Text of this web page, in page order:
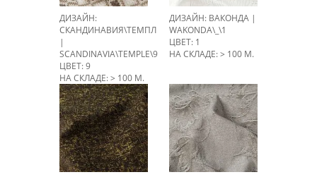
ДИЗАЙН:
СКАНДИНАВИЯ\ТЕМПЛ
|
SCANDINAVIA\TEMPLE\9
ЦВЕТ: 9
НА СКЛАДЕ: > 100 М.
ДИЗАЙН: ВАКОНДА |
WAKONDA\_\1
ЦВЕТ: 1
НА СКЛАДЕ: > 100 М.